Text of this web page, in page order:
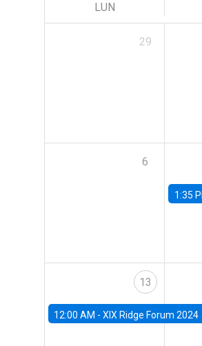
LUN
29
6
1:35
13
12:00 AM - XIX Ridge Forum 2024